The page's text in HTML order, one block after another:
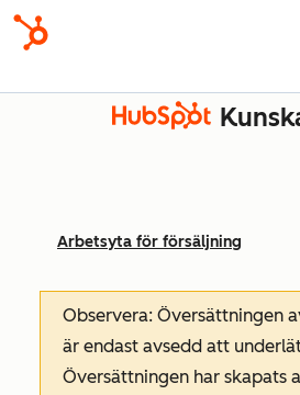
Arbetsyta för försäljning
Observera: Översättningen
är endast avsedd att
Översättningen har skapats